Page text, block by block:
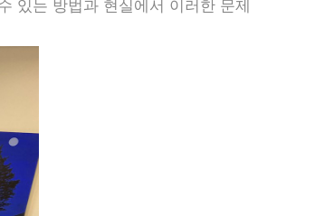
있는 방법과 현실에서 이러한 문제